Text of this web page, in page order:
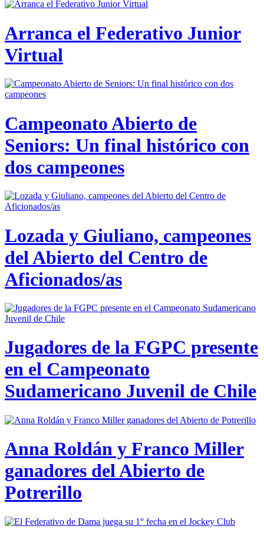
Arranca el Federativo Junior
Virtual
Campeonato Abierto de
Seniors: Un final histórico con
dos campeones
Lozada y Giuliano, campeones
del Abierto del Centro de
Aficionados/as
Jugadores de la FGPC presente
en el Campeonato
Sudamericano Juvenil de Chile
Anna Roldán y Franco Miller
ganadores del Abierto de
Potrerillo